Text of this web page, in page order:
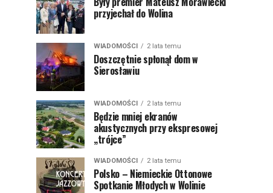
przyjechał do Wolina
WIADOMOŚCI 2 lata temu
Doszczętnie spłonął dom w
Sierosławiu
WIADOMOŚCI 2 lata temu
Będzie mniej ekranów
akustycznych przy ekspresowej
„trójce”
WIADOMOŚCI 2 lata temu
Polsko – Niemieckie Ottonowe
Spotkanie Młodych w Wolinie